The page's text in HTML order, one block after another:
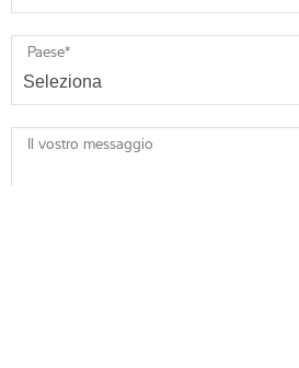
Paese*
Il vostro messaggio